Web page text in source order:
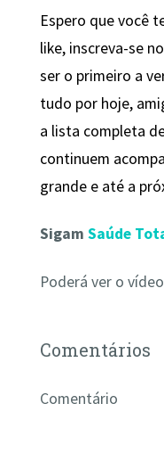
Espero que você
like, inscreva-se
ser o primeiro a
tudo por hoje,
a lista completa
continuem
grande e até a
Sigam Saúde
Poderá ver o
Comentários
Comentário